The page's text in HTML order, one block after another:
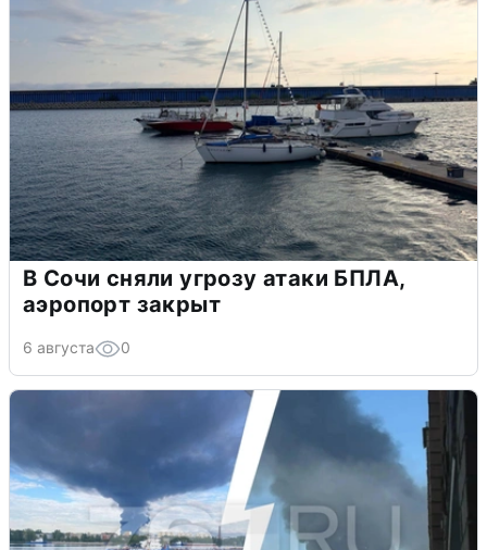
В Сочи сняли угрозу атаки БПЛА,
аэропорт закрыт
6 августа 0